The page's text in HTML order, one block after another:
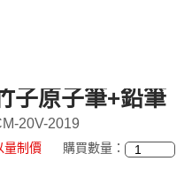
子原子筆+鉛筆
20V-2019
量制價 購買數量：